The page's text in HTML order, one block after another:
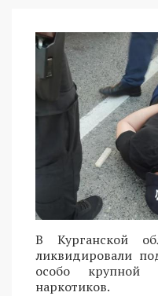
В Курганской
ликвидировали
особо крупной
наркотиков.